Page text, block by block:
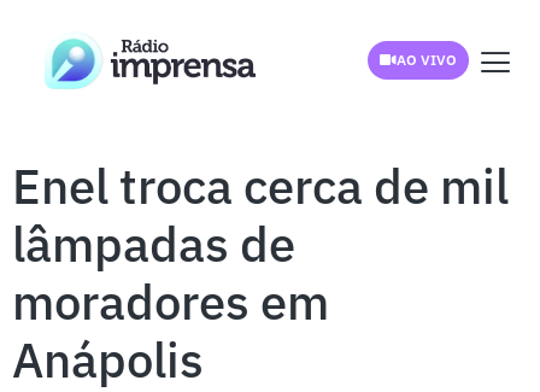
AO VIVO
Enel troca cerca de mil
lâmpadas de
moradores em
Anápolis